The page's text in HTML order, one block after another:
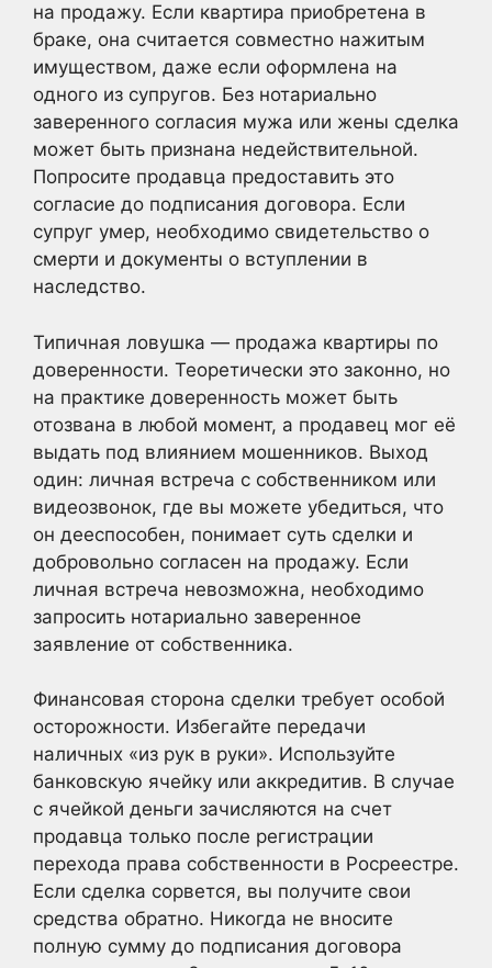
на продажу. Если квартира приобретена в
браке, она считается совместно нажитым
имуществом, даже если оформлена на
одного из супругов. Без нотариально
заверенного согласия мужа или жены сделка
может быть признана недействительной.
Попросите продавца предоставить это
согласие до подписания договора. Если
супруг умер, необходимо свидетельство о
смерти и документы о вступлении в
наследство.
Типичная ловушка — продажа квартиры по
доверенности. Теоретически это законно, но
на практике доверенность может быть
отозвана в любой момент, а продавец мог её
выдать под влиянием мошенников. Выход
один: личная встреча с собственником или
видеозвонок, где вы можете убедиться, что
он дееспособен, понимает суть сделки и
добровольно согласен на продажу. Если
личная встреча невозможна, необходимо
запросить нотариально заверенное
заявление от собственника.
Финансовая сторона сделки требует особой
осторожности. Избегайте передачи
наличных «из рук в руки». Используйте
банковскую ячейку или аккредитив. В случае
с ячейкой деньги зачисляются на счет
продавца только после регистрации
перехода права собственности в Росреестре.
Если сделка сорвется, вы получите свои
средства обратно. Никогда не вносите
полную сумму до подписания договора